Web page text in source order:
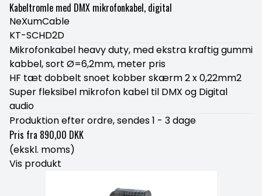
Kabeltromle med DMX mikrofonkabel, digital
NeXumCable
KT-SCHD2D
Mikrofonkabel heavy duty, med ekstra kraftig gummi
kabbel, sort Ø=6,2mm, meter pris
HF tæt dobbelt snoet kobber skærm 2 x 0,22mm2
Super fleksibel mikrofon kabel til DMX og Digital
audio
Produktion efter ordre, sendes 1 - 3 dage
Pris fra 890,00 DKK
(ekskl. moms)
Vis produkt